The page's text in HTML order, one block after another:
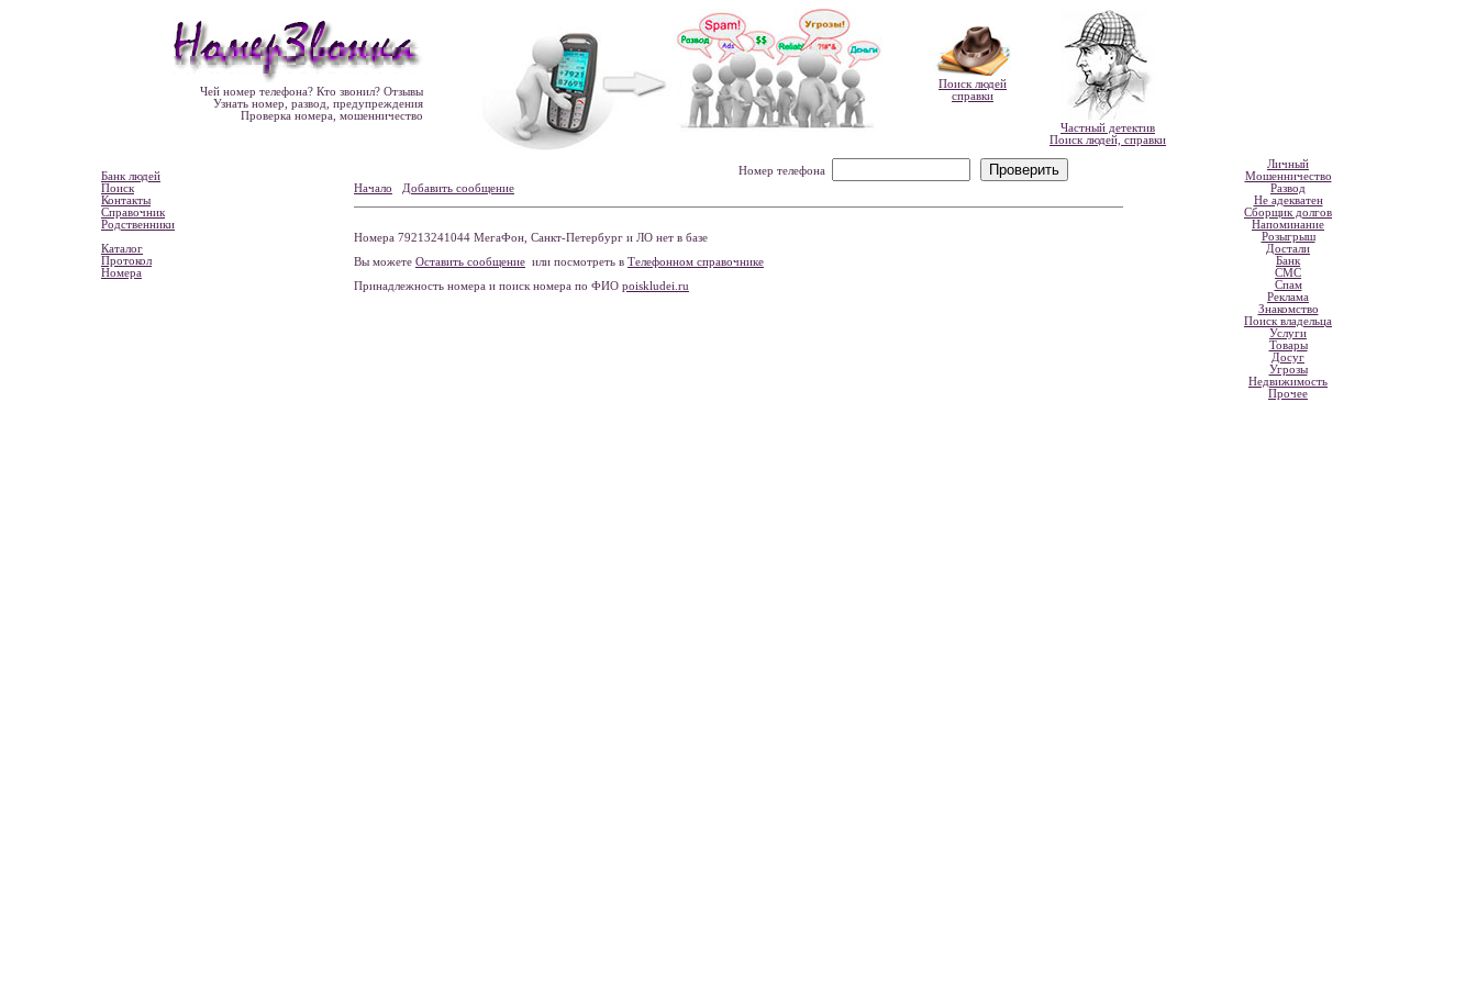
Чей номер телефона? Кто звонил? Отзывы
Узнать номер, развод, предупреждения
Проверка номера, мошенничество
Поиск людей
справки
Частный детектив
Поиск людей, справки
Банк людей
Поиск
Контакты
Справочник
Родственники
Каталог
Протокол
Номера
Номер телефона
Начало
Добавить сообщение
Номера 79213241044 МегаФон, Санкт-Петербург и ЛО нет в базе
Вы можете Оставить сообщение или посмотреть в Телефонном справочнике
Принадлежность номера и поиск номера по ФИО poiskludei.ru
Личный
Мошенничество
Развод
Не адекватен
Сборщик долгов
Напоминание
Розыгрыш
Достали
Банк
СМС
Спам
Реклама
Знакомство
Поиск владельца
Услуги
Товары
Досуг
Угрозы
Недвижимость
Прочее